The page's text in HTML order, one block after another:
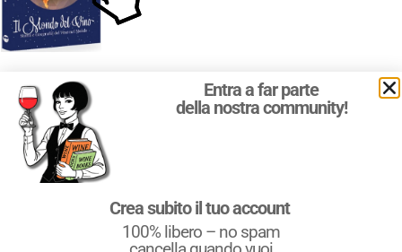
Entra a far parte
della nostra community!
Crea subito il tuo account
100% libero – no spam